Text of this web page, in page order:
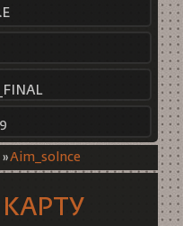
»Aim_solnce